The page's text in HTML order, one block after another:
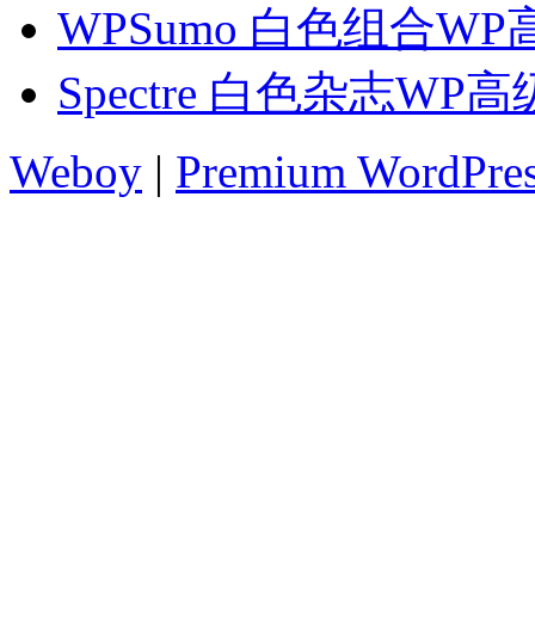
WPSumo 白色组合WP
Spectre 白色杂志WP高
Weboy | Premium